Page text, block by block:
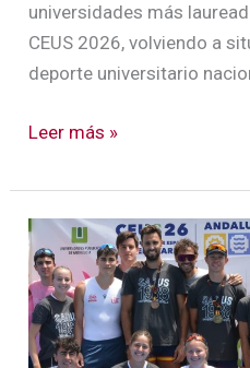
universidades más
CEUS 2026, volviendo a
deporte universitario
Leer más »
La
Universidad
de
Sevilla
cierra